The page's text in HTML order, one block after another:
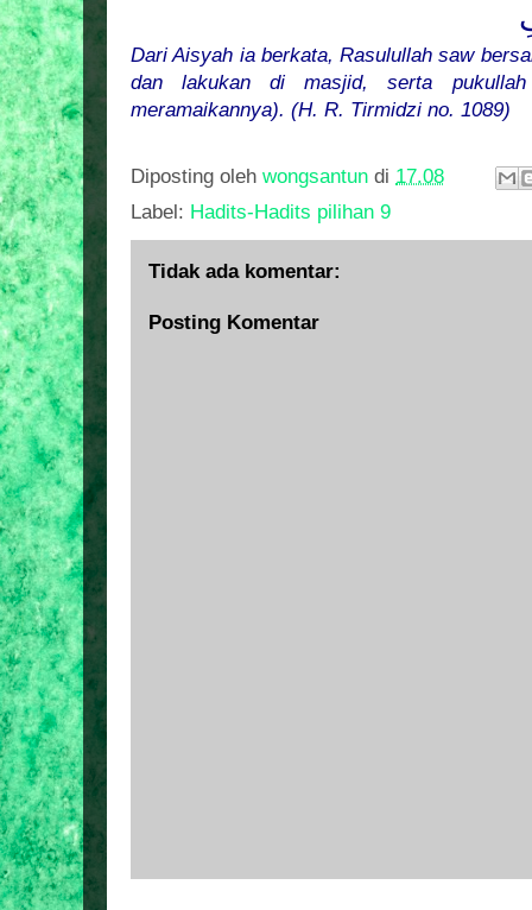
Dari Aisyah ia berkata, Rasulullah saw
dan lakukan di masjid, serta
meramaikannya). (H. R. Tirmidzi no. 1089)
Diposting oleh wongsantun di 17.08
Label: Hadits-Hadits pilihan 9
Tidak ada komentar:
Posting Komentar